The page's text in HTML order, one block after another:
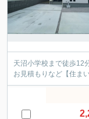
天沼小学校まで徒歩12
お見積もりなど【住ま